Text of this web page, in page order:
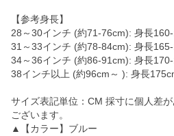
【参考身長】
28～30インチ (約71-76cm): 身長
31～33インチ (約78-84cm): 身長
34～36インチ (約86-91cm): 身長
38インチ以上 (約96cm～ ): 身長
サイズ表記単位：CM 採寸に個人差
ございます。
▲【カラー】ブルー